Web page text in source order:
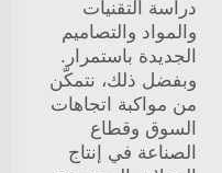
دراسة التقنيات
والمواد والتصاميم
الجديدة باستمرار.
وبفضل ذلك، نتمكّن
من مواكبة اتجاهات
السوق وقطاع
الصناعة في إنتاج